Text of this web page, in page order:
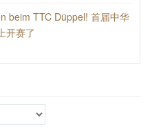
beim TTC Düppel! 首届中华
开赛了